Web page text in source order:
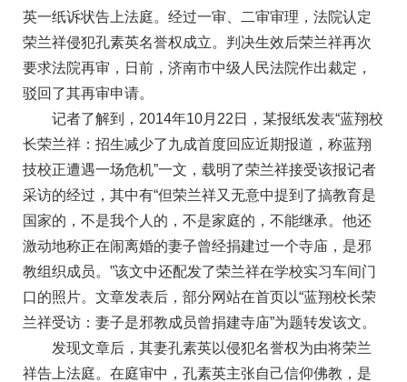
英一纸诉状告上法庭。经过一审、二审审理，法院认定
荣兰祥侵犯孔素英名誉权成立。判决生效后荣兰祥再次
要求法院再审，日前，济南市中级人民法院作出裁定，
驳回了其再审申请。
记者了解到，2014年10月22日，某报纸发表“蓝翔校
长荣兰祥：招生减少了九成首度回应近期报道，称蓝翔
技校正遭遇一场危机”一文，载明了荣兰祥接受该报记者
采访的经过，其中有“但荣兰祥又无意中提到了搞教育是
国家的，不是我个人的，不是家庭的，不能继承。他还
激动地称正在闹离婚的妻子曾经捐建过一个寺庙，是邪
教组织成员。”该文中还配发了荣兰祥在学校实习车间门
口的照片。文章发表后，部分网站在首页以“蓝翔校长荣
兰祥受访：妻子是邪教成员曾捐建寺庙”为题转发该文。
发现文章后，其妻孔素英以侵犯名誉权为由将荣兰
祥告上法庭。在庭审中，孔素英主张自己信仰佛教，是